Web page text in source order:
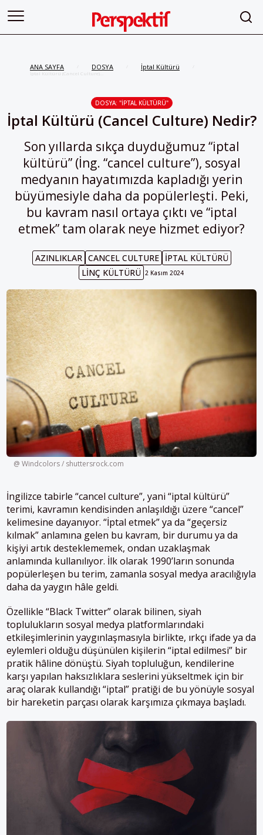
ANA SAYFA DOSYA İptal Kültürü
İptal Kültürü (Cancel Culture)
Nedir?
DOSYA: "İPTAL KÜLTÜRÜ"
İptal Kültürü (Cancel Culture) Nedir?
Son yıllarda sıkça duyduğumuz “iptal
kültürü” (İng. “cancel culture”), sosyal
medyanın hayatımızda kapladığı yerin
büyümesiyle daha da popülerleşti. Peki,
bu kavram nasıl ortaya çıktı ve “iptal
etmek” tam olarak neye hizmet ediyor?
AZINLIKLAR CANCEL CULTURE
İPTAL KÜLTÜRÜ
LINÇ KÜLTÜRÜ 2 Kasım 2024
@ Windcolors / shuttersrock.com
İngilizce tabirle “cancel culture”, yani “iptal kültürü”
terimi, kavramın kendisinden anlaşıldığı üzere “cancel”
kelimesine dayanıyor. “İptal etmek” ya da “geçersiz
kılmak” anlamına gelen bu kavram, bir durumu ya da
kişiyi artık desteklememek, ondan uzaklaşmak
anlamında kullanılıyor. İlk olarak 1990’ların sonunda
popülerleşen bu terim, zamanla sosyal medya aracılığıyla
daha da yaygın hâle geldi.
Özellikle “Black Twitter” olarak bilinen, siyah
toplulukların sosyal medya platformlarındaki
etkileşimlerinin yaygınlaşmasıyla birlikte, ırkçı ifade ya da
eylemleri olduğu düşünülen kişilerin “iptal edilmesi” bir
pratik hâline dönüştü. Siyah topluluğun, kendilerine
karşı yapılan haksızlıklara seslerini yükseltmek için bir
araç olarak kullandığı “iptal” pratiği de bu yönüyle sosyal
bir hareketin parçası olarak karşımıza çıkmaya başladı.